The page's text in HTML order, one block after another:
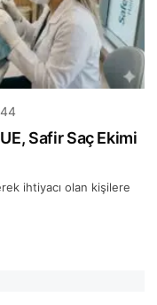
44
Safir Saç Ekimi
ihtiyacı olan kişilere